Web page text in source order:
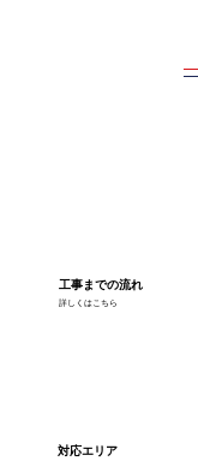
詳しくはこちら
工事までの流れ
対応エリア